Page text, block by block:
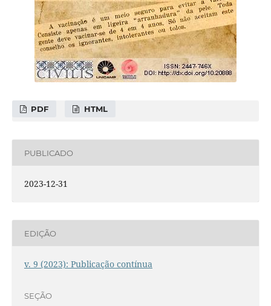
PDF HTML
PUBLICADO
2023-12-31
EDIÇÃO
v. 9 (2023): Publicação contínua
SEÇÃO